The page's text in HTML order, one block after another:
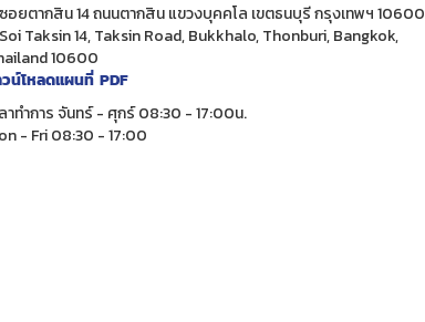
อยตากสิน 14 ถนนตากสิน แขวงบุคคโล เขตธนบุรี กรุงเทพฯ 10600
Taksin 14, Taksin Road, Bukkhalo, Thonburi, Bangkok,
10600
น์โหลดแผนที่ PDF
าทำการ จันทร์ - ศุกร์ 08:30 - 17:00น.
- Fri 08:30 - 17:00